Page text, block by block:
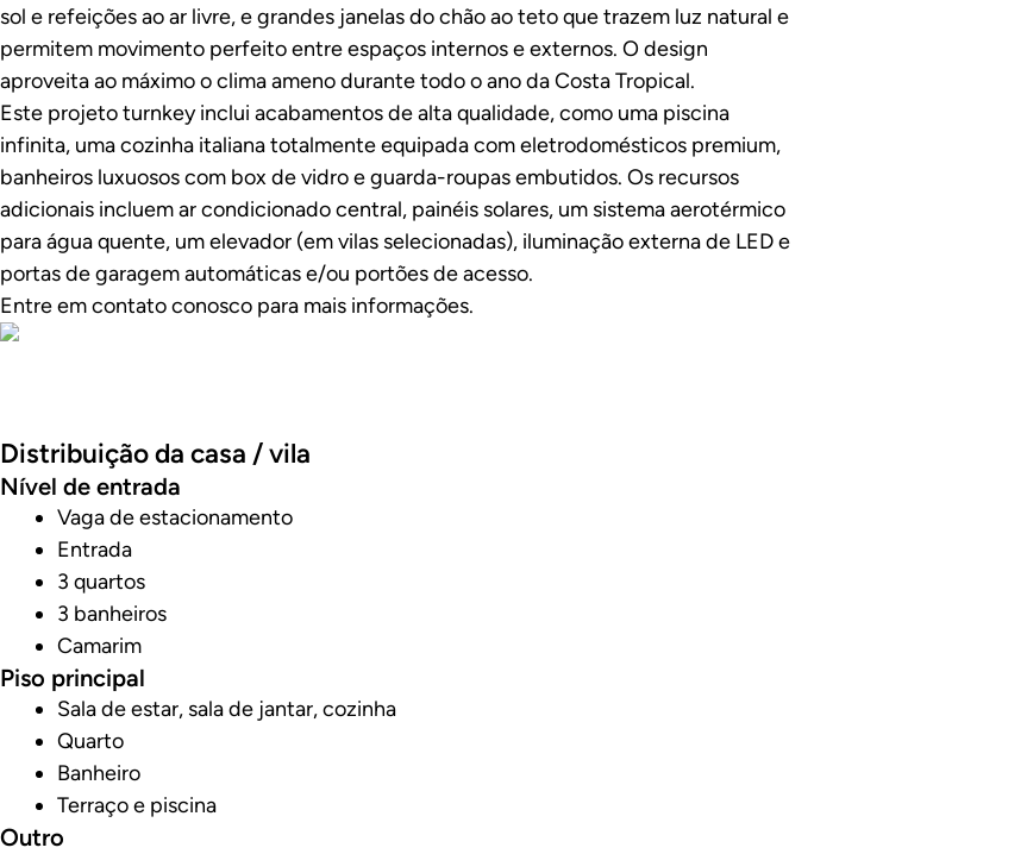
sol e refeições ao ar livre, e grandes janelas do chão ao teto que trazem luz natural e
permitem movimento perfeito entre espaços internos e externos. O design
aproveita ao máximo o clima ameno durante todo o ano da Costa Tropical.
Este projeto turnkey inclui acabamentos de alta qualidade, como uma piscina
infinita, uma cozinha italiana totalmente equipada com eletrodomésticos premium,
banheiros luxuosos com box de vidro e guarda-roupas embutidos. Os recursos
adicionais incluem ar condicionado central, painéis solares, um sistema aerotérmico
para água quente, um elevador (em vilas selecionadas), iluminação externa de LED e
portas de garagem automáticas e/ou portões de acesso.
Entre em contato conosco para mais informações.
Distribuição da casa / vila
Nível de entrada
Vaga de estacionamento
Entrada
3 quartos
3 banheiros
Camarim
Piso principal
Sala de estar, sala de jantar, cozinha
Quarto
Banheiro
Terraço e piscina
Outro